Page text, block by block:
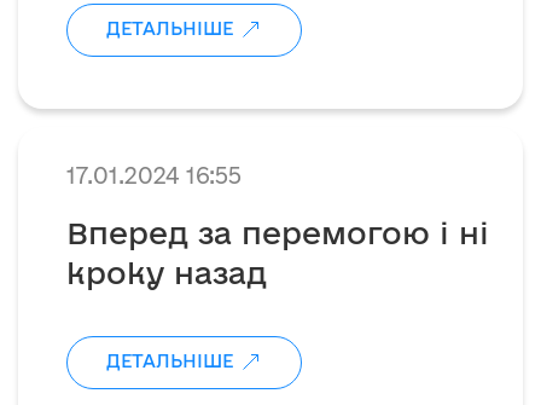
залишаєшся осторонь
біди, яка спіткала
кожного українця і
допомагаєш нашим
героям❤️
ДЕТАЛЬНІШЕ
17.01.2024 16:55
Вперед за перемогою і ні
кроку назад
ДЕТАЛЬНІШЕ